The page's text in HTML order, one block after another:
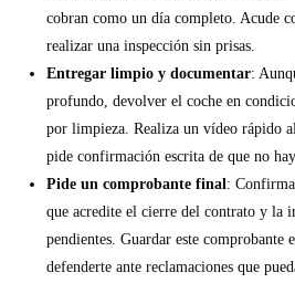
cobran como un día completo. Acude
realizar una inspección sin prisas.
Entregar limpio y documentar:
profundo, devolver el coche en
por limpieza. Realiza un vídeo rápido
pide confirmación escrita de que no
Pide un comprobante final:
que acredite el cierre del contrato y la
pendientes. Guardar este comprobante
defenderte ante reclamaciones que